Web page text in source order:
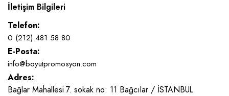
İletişim Bilgileri
Telefon:
0 (212) 481 58 80
E-Posta:
info@boyutpromosyon.com
Adres:
Bağlar Mahallesi 7. sokak no: 11 Bağcılar / İSTANBUL